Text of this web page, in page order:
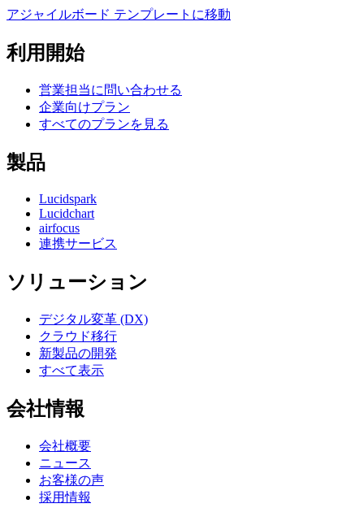
アジャイルボード テンプレートに移動
利用開始
営業担当に問い合わせる
企業向けプラン
すべてのプランを見る
製品
Lucidspark
Lucidchart
airfocus
連携サービス
ソリューション
デジタル変革 (DX)
クラウド移行
新製品の開発
すべて表示
会社情報
会社概要
ニュース
お客様の声
採用情報